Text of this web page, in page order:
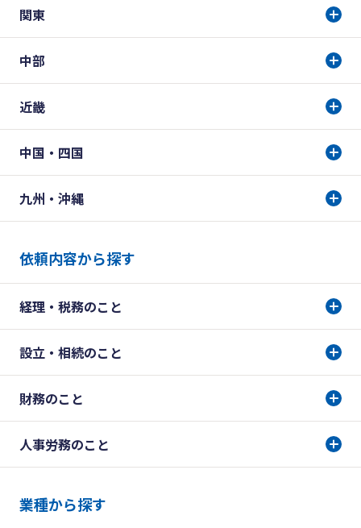
関東
中部
近畿
中国・四国
九州・沖縄
依頼内容から探す
経理・税務のこと
設立・相続のこと
財務のこと
人事労務のこと
業種から探す